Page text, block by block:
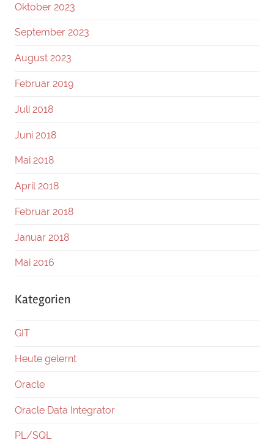
Oktober 2023
September 2023
August 2023
Februar 2019
Juli 2018
Juni 2018
Mai 2018
April 2018
Februar 2018
Januar 2018
Mai 2016
Kategorien
GIT
Heute gelernt
Oracle
Oracle Data Integrator
PL/SQL